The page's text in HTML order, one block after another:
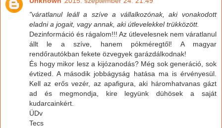
"váratlanul leáll a szíve a vállalkozónak, aki vonakodott
eladni a jogait, vagy annak, aki útlevelekkel trükközött.
Dezinformáció és rágalom!!! Az útlevelesnek nem váratlanul
állt le a szíve, hanem pókméregtől! A magyar
rendőrautókban fekete özvegyek garázdálkodnak!
És hogy mikor lesz a kijózanodás? Még sok generáció, sok
évtized. A második jobbágyság hatása ma is érvényesül.
Kell az erős vezér, az apafigura, aki háromhatvanas gázt
ad és megmondja, kire legyünk dühösek a saját
kudarcainkért.
ÜDv
Tecs